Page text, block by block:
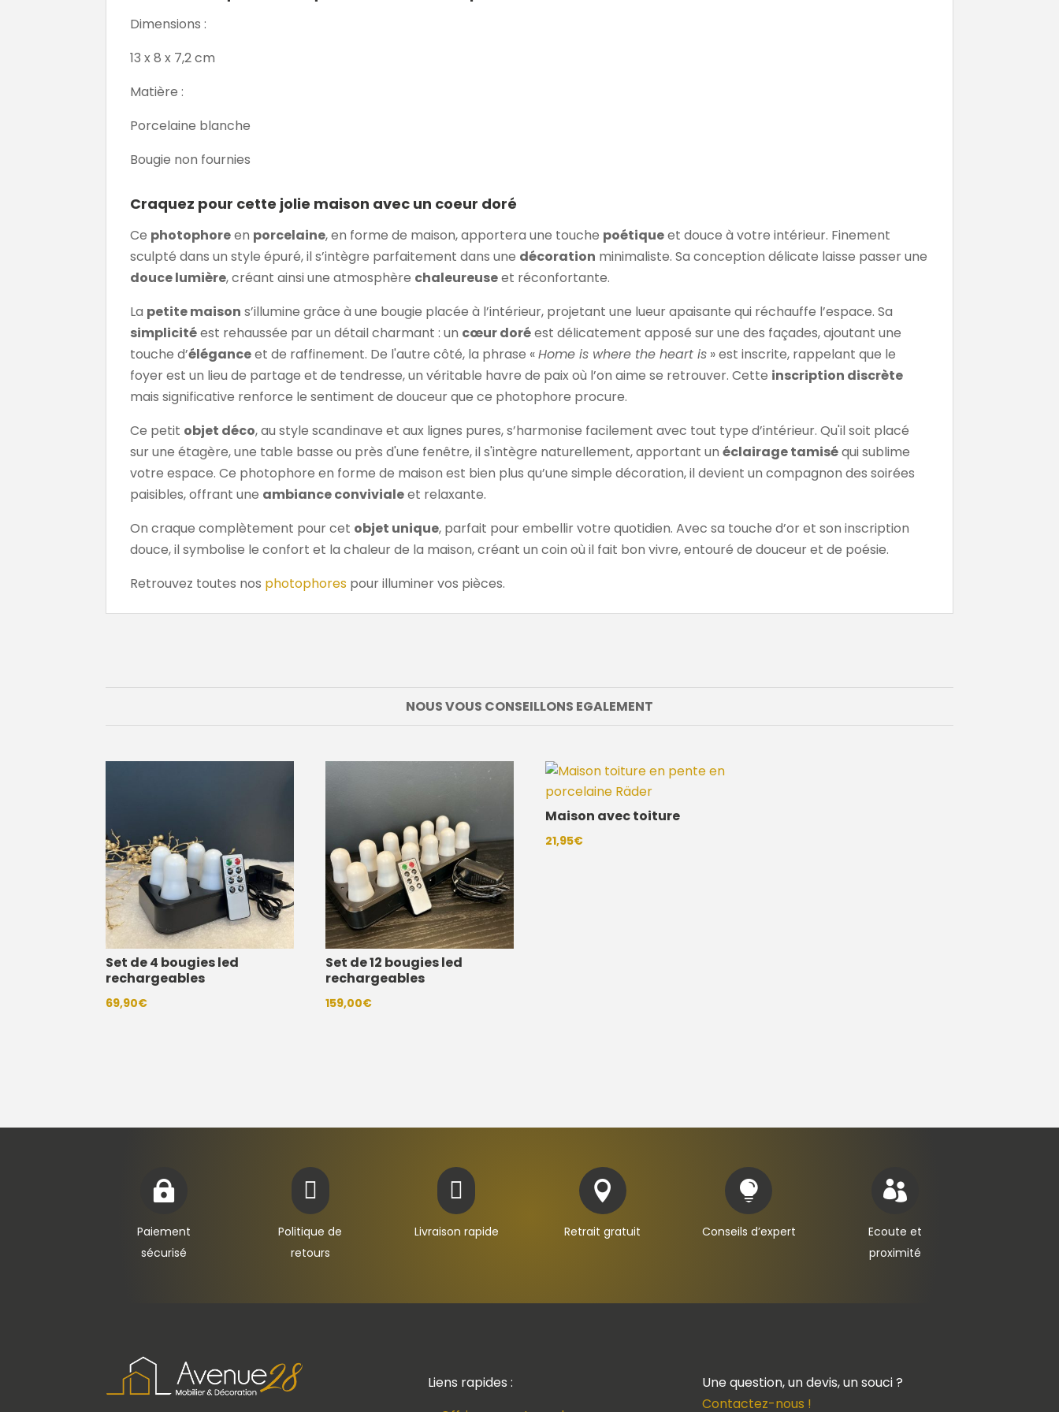
Dimensions :
13 x 8 x 7,2 cm
Matière :
Porcelaine blanche
Bougie non fournies
Craquez pour cette jolie maison avec un coeur doré
Ce photophoreen porcelaine, en forme de maison, apportera une touche poétiqueet douce à votre intérieur. Finement
sculpté dans un style épuré, il s’intègre parfaitement dans une décoration minimaliste. Sa conception délicate laisse passer une
douce lumière, créant ainsi une atmosphère chaleureuseet réconfortante.
La petite maison s’illumine grâce à une bougie placée à l’intérieur, projetant une lueur apaisante qui réchauffe l’espace. Sa
simplicitéest rehaussée par un détail charmant : un cœur doréest délicatement apposé sur une des façades, ajoutant une
touche d’éléganceet de raffinement. De l'autre côté, la phrase «Home is where the heart is » est inscrite, rappelant que le
foyer est un lieu de partage et de tendresse, un véritable havre de paix où l’on aime se retrouver. Cette inscription discrète
mais significative renforce le sentiment de douceur que ce photophore procure.
Ce petit objet déco, au style scandinave et aux lignes pures, s’harmonise facilement avec tout type d’intérieur. Qu'il soit placé
sur une étagère, une table basse ou près d'une fenêtre, il s'intègre naturellement, apportant unéclairage tamiséqui sublime
votre espace. Ce photophore en forme de maison est bien plus qu’une simple décoration, il devient un compagnon des soirées
paisibles, offrant une ambiance convivialeet relaxante.
On craque complètement pour cet objet unique, parfait pour embellir votre quotidien. Avec sa touche d’or et son inscription
douce, il symbolise le confort et la chaleur de la maison, créant un coin où il fait bon vivre, entouré de douceur et de poésie.
Retrouvez toutes nos photophores pour illuminer vos pièces.
NOUS VOUS CONSEILLONS EGALEMENT
Set de 4 bougies led
rechargeables
69,90€
Set de 12 bougies led
rechargeables
159,00€
Maison avec toiture
21,95€

Paiement
sécurisé

Politique de
retours

Livraison rapide

Retrait gratuit

Conseils d’expert

Ecoute et
proximité
Liens rapides :
Une question, un devis, un souci ?
Contactez-nous !